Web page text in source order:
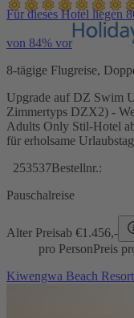
Für dieses Hotel liegen
von 84% vor
8-tägige Flugreise,
Upgrade auf DZ Swim
Zimmertyps DZX2) -
Adults Only Stil-Hotel
für erholsame
253537Bestellnr.:
Pauschalreise
Alter Preisab €1.456,-
pro PersonPreis
Kiwengwa Beach